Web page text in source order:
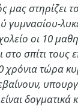
μας στηρίζει
γυμνασίου-
οι 10
στο σπίτι τους
χρόνια τώρα
δογματικά